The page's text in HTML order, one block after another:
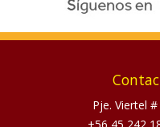
Pje. Viertel